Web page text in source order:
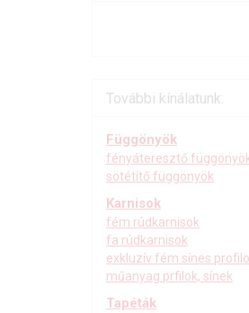
További kínálatunk:
Függönyök
fényáteresztő
sötétítő függönyök
Karnisok
fém rúdkarnisok
fa rúdkarnisok
exkluzív fém sínes
műanyag prfilok, sínek
Tapéták